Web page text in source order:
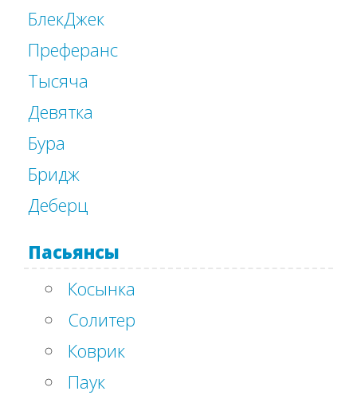
БлекДжек
Преферанс
Тысяча
Девятка
Бура
Бридж
Деберц
Пасьянсы
Косынка
Солитер
Коврик
Паук